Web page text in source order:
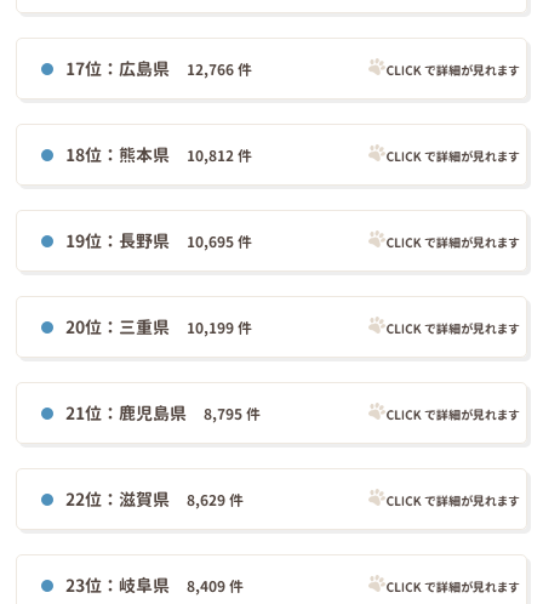
17位：広島県 12,766 件
18位：熊本県 10,812 件
19位：長野県 10,695 件
20位：三重県 10,199 件
21位：鹿児島県8,795 件
22位：滋賀県8,629 件
23位：岐阜県8,409 件